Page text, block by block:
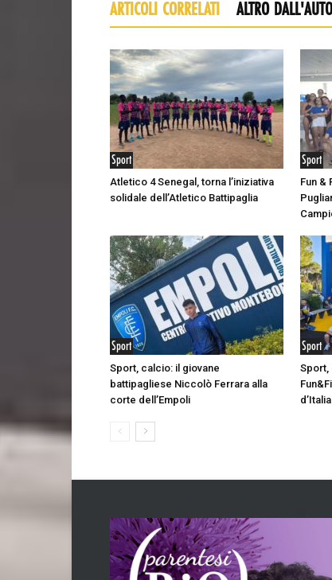
ARTICOLI CORRELATI ALTRO
Sport
Atletico 4 Senegal, torna l’iniziativa
solidale dell’Atletico Battipaglia
Sport
Fun &
Sport
Sport, calcio: il giovane
battipagliese Niccolò Ferrara alla
corte dell’Empoli
Sport
Sport,